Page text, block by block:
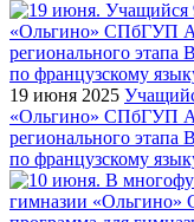
19 июня 2025
«Ольгино» СПбГУП
регионального этапа
по французскому